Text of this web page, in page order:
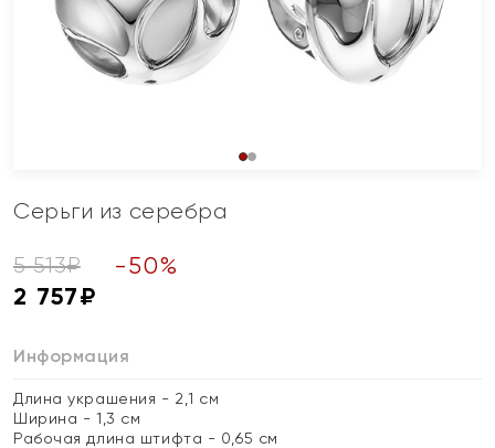
Серьги из серебра
5 513₽ -50%
2 757₽
Информация
Длина украшения - 2,1 см
Ширина - 1,3 см
Рабочая длина штифта - 0,65 см